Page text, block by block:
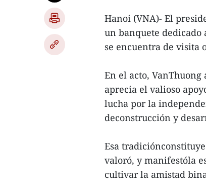
Hanoi (VNA)- El
un banquete dedicado
se encuentra de visita
En el acto,
aprecia el valioso
lucha por la
deconstrucción y
Esa
valoró, y manifestóla
cultivar la amistad